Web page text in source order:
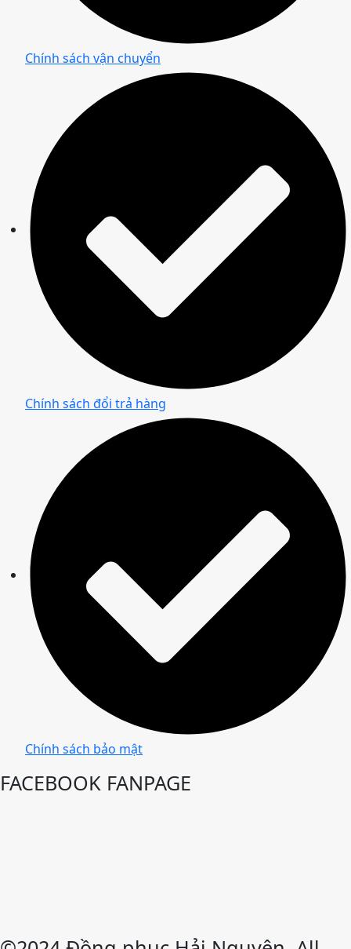
Chính sách vận chuyển
Chính sách đổi trả hàng
Chính sách bảo mật
FACEBOOK FANPAGE